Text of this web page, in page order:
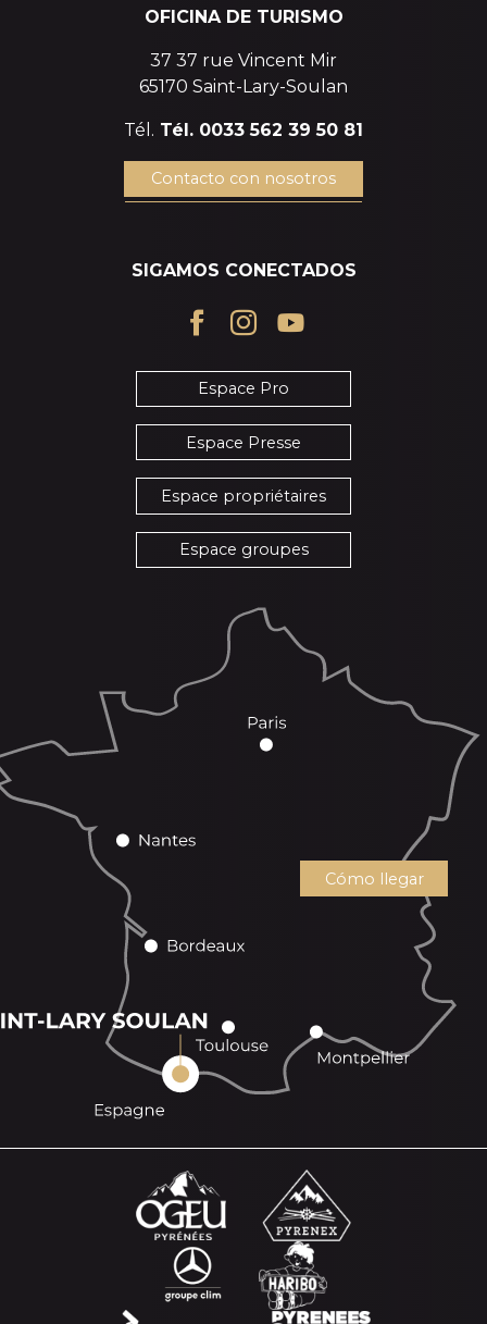
OFICINA DE TURISMO
37 37 rue Vincent Mir
65170 Saint-Lary-Soulan
Tél. Tél. 0033 562 39 50 81
Contacto con nosotros
SIGAMOS CONECTADOS
Espace Pro
Espace Presse
Espace propriétaires
Espace groupes
Cómo llegar